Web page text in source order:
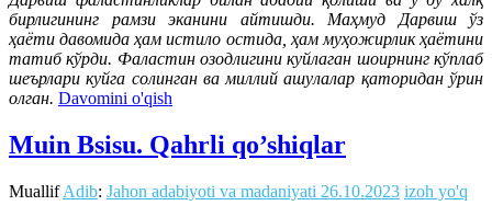
бирлигининг рамзи эканини айтишди. Маҳмуд Дарвиш ўз
ҳаёти давомида ҳам истило остида, ҳам муҳожирлик ҳаётини
татиб кўрди. Фаластин озодлигини куйлаган шоирнинг кўплаб
шеърлари куйга солинган ва миллий ашулалар қаторидан ўрин
олган. Davomini o'qish
Muin Bsisu. Qahrli qo’shiqlar
MuallifAdib: Jahon adabiyoti va madaniyati 26.10.2023 izoh yo'q